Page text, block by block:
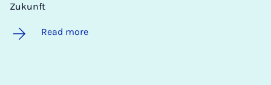
Zukunft
Read more